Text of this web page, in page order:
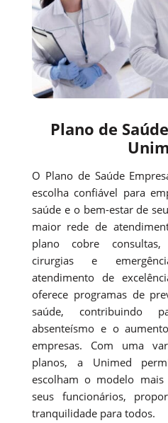
Plano de
O Plano de Saúde
escolha confiável para
saúde e o bem-estar de
maior rede de
plano cobre consultas,
cirurgias e
atendimento de
oferece programas de
saúde, contribuindo
absenteísmo e o
empresas. Com uma
planos, a Unimed
escolham o modelo
seus funcionários,
tranquilidade para todos.